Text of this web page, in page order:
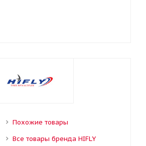
Похожие товары
Все товары бренда HIFLY